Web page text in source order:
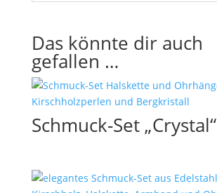
Das könnte dir auch
gefallen …
Schmuck-Set „Crystal“